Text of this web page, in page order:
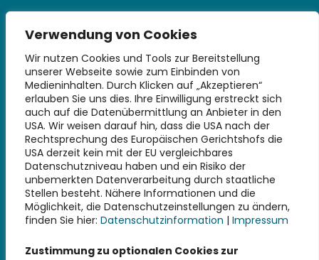
Verwendung von Cookies
Wir nutzen Cookies und Tools zur Bereitstellung
unserer Webseite sowie zum Einbinden von
Medieninhalten. Durch Klicken auf „Akzeptieren“
erlauben Sie uns dies. Ihre Einwilligung erstreckt sich
auch auf die Datenübermittlung an Anbieter in den
USA. Wir weisen darauf hin, dass die USA nach der
Rechtsprechung des Europäischen Gerichtshofs die
USA derzeit kein mit der EU vergleichbares
Datenschutzniveau haben und ein Risiko der
unbemerkten Datenverarbeitung durch staatliche
Stellen besteht. Nähere Informationen und die
Möglichkeit, die Datenschutzeinstellungen zu ändern,
finden Sie hier: Datenschutzinformation | Impressum
Zustimmung zu optionalen Cookies zur
Universitätsbibliothek
Technische Universität Hamburg
Denickestraße 22
21073 Hamburg
+49 40 30601-2845
bibliothek@tuhh.de
Soziale Netzwerke
Weiterführende Links